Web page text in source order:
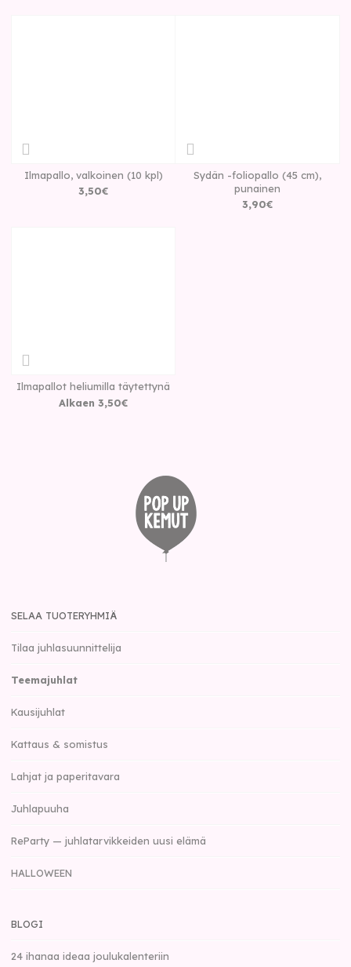
Ilmapallo, valkoinen (10 kpl)
3,50€
Sydän -foliopallo (45 cm),
punainen
3,90€
Ilmapallot heliumilla täytettynä
Alkaen 3,50€
SELAA TUOTERYHMIÄ
Tilaa juhlasuunnittelija
Teemajuhlat
Kausijuhlat
Kattaus & somistus
Lahjat ja paperitavara
Juhlapuuha
ReParty — juhlatarvikkeiden uusi elämä
HALLOWEEN
BLOGI
24 ihanaa ideaa joulukalenteriin